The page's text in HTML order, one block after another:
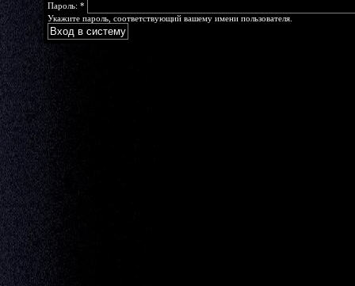
Пароль: *
Укажите пароль, соответствующий вашему имени пользователя.